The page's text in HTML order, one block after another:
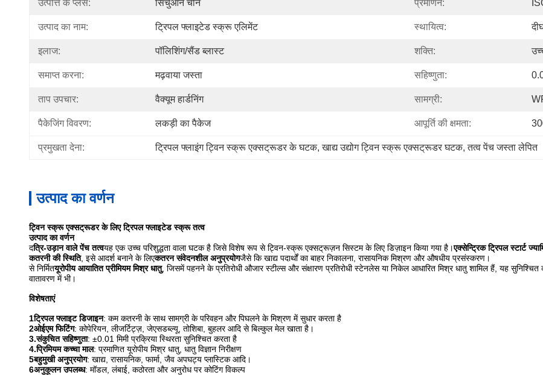
उत्पत्ति के प्लेस: सिचुआन चीन प्रमाणन:
उत्पाद का नाम: ट्रिपल फ्लाइटेड स्क्रू एलिमेंट स्थायित्व:
इलाज: पॉलिशिंग/सैंड ब्लास्ट शक्ति:
समाप्त करना: मढ़वाया जस्ता सहिष्णुता:
ताप उपचार: वैक्यूम हार्डनिंग सामग्री:
पैकेजिंग विवरण: लकड़ी का पैकेज आपूर्ति की क्षमता:
प्रमुखता देना: ट्रिपल फ्लाइंग ट्विन स्क्रू एक्सट्रूडर के घटक, खाद्य उद्योग ट्विन स्क्रू एक्सट्रूडर घटक, तत्व पेंच जस्ता लेपित
उत्पाद का वर्णन
ट्विन स्क्रू एक्सट्रूडर के लिए ट्रिपल फ्लाइटेड स्क्रू तत्व
उत्पाद का वर्णन
दत्रि-उड़ान वाले पेंच तत्वयह एक उच्च परिशुद्धता वाला घटक है जिसे विशेष रूप से ट्विन-स्क्रू एक्सट्रूज़न सिस्टम के लिए डिज़ाइन किया गया है।एक्सेन्ट्रिक ट्रिपल स्टार्ट
कतरनी की स्थिति, इसे आदर्श बनाने के लिएकतरन संवेदनशील अनुप्रयोगजैसे कि खाद्य पदार्थों का बाहर निकालना, रासायनिक मिश्रण और औषधीय प्रसंस्करण।
से निर्मितयूरोपीय आयातित प्रीमियम मिश्र धातु, जिसमें पहनने के प्रतिरोधी औजार स्टील्स और संक्षारण प्रतिरोधी स्टेनलेस या निकेल आधारित मिश्र धातु शामिल हैं, यह सुनिश्चित
वातावरण में भी।
विशेषताएं
1ट्रिपल फ्लाइट डिजाइन: कम कतरनी के साथ सामग्री के परिवहन और पिघलने के मिश्रण में सुधार करता है
2ओईएम फिटिंग: कोपेरियन, लीजर्टिट्ज़, जेएसडब्ल्यू, तोशिबा, बुहलर आदि से बिल्कुल मेल खाता है।
3.संकुचित सहिष्णुता: ±0.01 मिमी प्रक्रिया स्थिरता सुनिश्चित करता है
4.प्रिमियम कच्चा माल: प्रमाणित यूरोपीय मिश्र धातु, धातु विज्ञान निरीक्षण
5बहुमुखी अनुप्रयोग: खाद्य, रासायनिक, फार्मा, जैव अपघट्य प्लास्टिक आदि।
6अनुकूलन उपलब्ध: मॉडल, लंबाई, कठोरता और अनुरोध पर कोटिंग विकल्प